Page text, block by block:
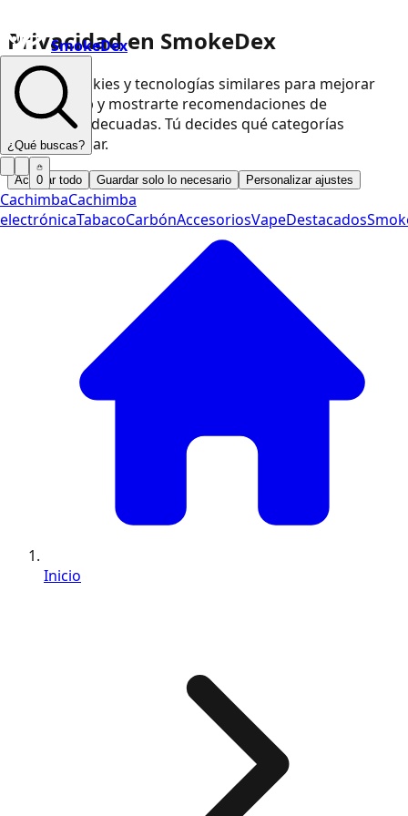
Privacidad en SmokeDex
Usamos cookies y tecnologías similares para mejorar
nuestra web y mostrarte recomendaciones de
productos adecuadas. Tú decides qué categorías
podemos usar.
Aceptar todo Guardar solo lo necesario Personalizar ajustes
SmokeDex
¿Qué buscas?
0
CachimbaCachimba
electrónicaTabacoCarbónAccesoriosVapeDestacados
Inicio